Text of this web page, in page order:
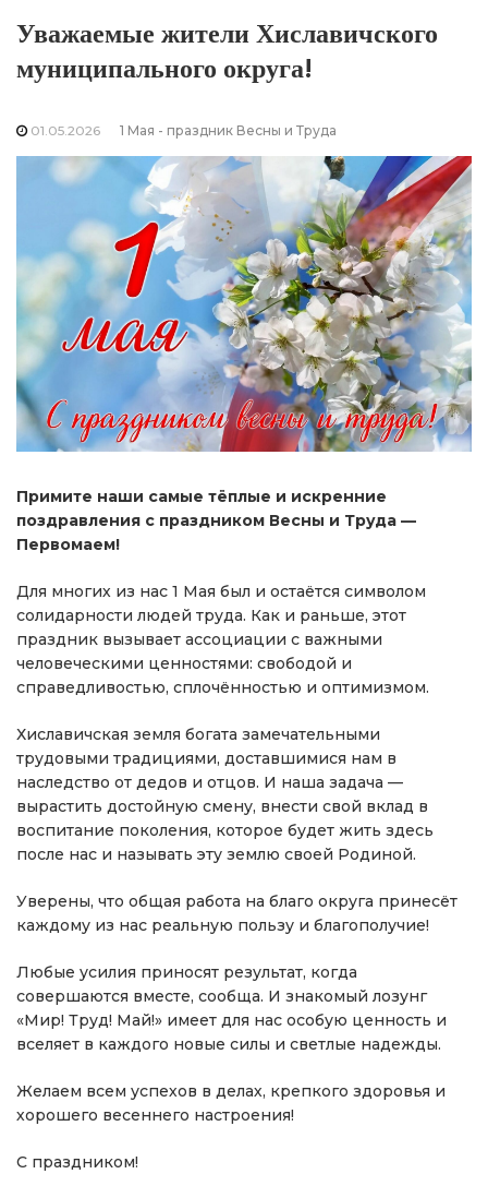
Уважаемые жители Хиславичского
муниципального округа!
01.05.2026 1 Мая - праздник Весны и Труда
Примите наши самые тёплые и искренние
поздравления с праздником Весны и Труда —
Первомаем!
Для многих из нас 1 Мая был и остаётся символом
солидарности людей труда. Как и раньше, этот
праздник вызывает ассоциации с важными
человеческими ценностями: свободой и
справедливостью, сплочённостью и оптимизмом.
Хиславичская земля богата замечательными
трудовыми традициями, доставшимися нам в
наследство от дедов и отцов. И наша задача —
вырастить достойную смену, внести свой вклад в
воспитание поколения, которое будет жить здесь
после нас и называть эту землю своей Родиной.
Уверены, что общая работа на благо округа принесёт
каждому из нас реальную пользу и благополучие!
Любые усилия приносят результат, когда
совершаются вместе, сообща. И знакомый лозунг
«Мир! Труд! Май!» имеет для нас особую ценность и
вселяет в каждого новые силы и светлые надежды.
Желаем всем успехов в делах, крепкого здоровья и
хорошего весеннего настроения!
С праздником!